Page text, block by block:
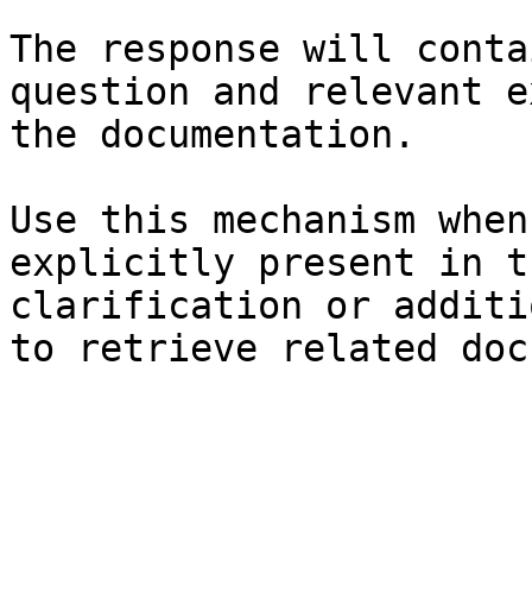
The response will
question and relevant
the documentation.
Use this mechanism
explicitly present in
clarification or